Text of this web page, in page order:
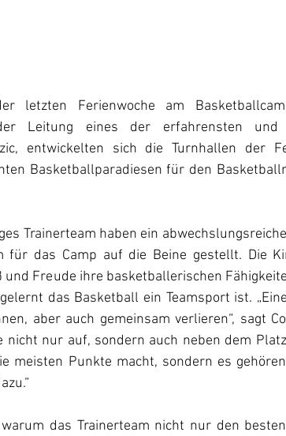
letzten Ferienwoche am
Leitung eines der erfahrensten und
entwickelten sich die Turnhallen der
Basketballparadiesen für den
Trainerteam haben ein
für das Camp auf die Beine gestellt. Die
und Freude ihre basketballerischen
das Basketball ein Teamsport ist.
aber auch gemeinsam verlieren“, sagt
nicht nur auf, sondern auch neben dem
meisten Punkte macht, sondern es
das Trainerteam nicht nur den